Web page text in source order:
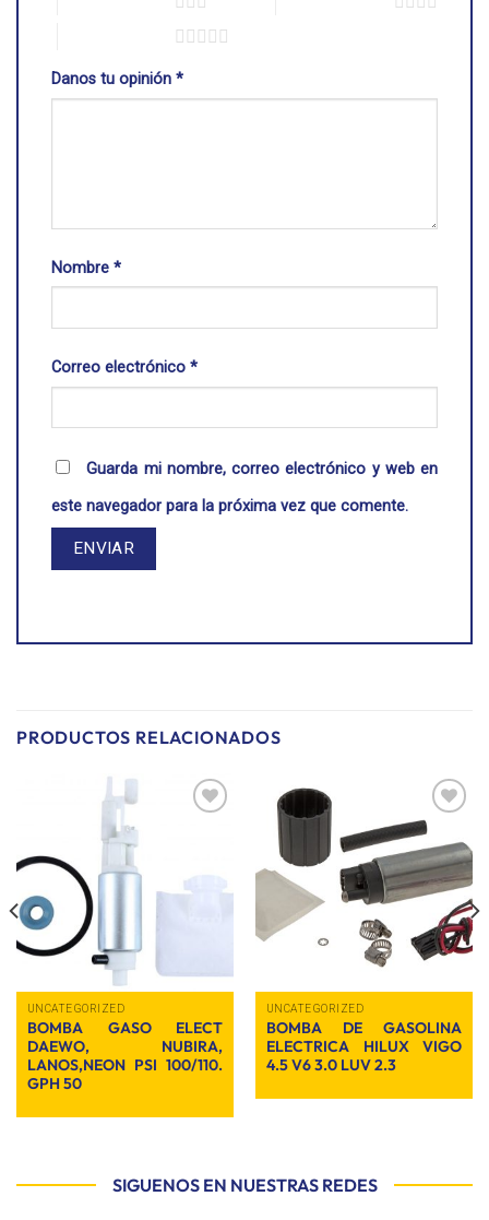
Danos tu opinión *
Nombre *
Correo electrónico *
Guarda mi nombre, correo electrónico y web en
este navegador para la próxima vez que comente.
PRODUCTOS RELACIONADOS
a la
lista de
UNCATEGORIZED
BOMBA GASO ELECT
DAEWO, NUBIRA,
LANOS,NEON PSI 100/110.
GPH 50
Añadir
a la
lista de
deseos
UNCATEGORIZED
BOMBA DE GASOLINA
ELECTRICA HILUX VIGO
4.5 V6 3.0 LUV 2.3
SIGUENOS EN NUESTRAS REDES